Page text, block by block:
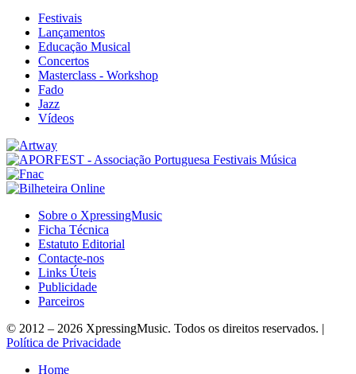
Festivais
Lançamentos
Educação Musical
Concertos
Masterclass - Workshop
Fado
Jazz
Vídeos
Sobre o XpressingMusic
Ficha Técnica
Estatuto Editorial
Contacte-nos
Links Úteis
Publicidade
Parceiros
© 2012 – 2026 XpressingMusic. Todos os direitos reservados. |
Política de Privacidade
Home